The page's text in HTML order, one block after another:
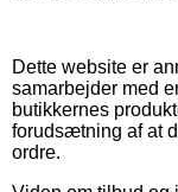
Dette website er
samarbejder med
butikkernes
forudsætning af at
ordre.